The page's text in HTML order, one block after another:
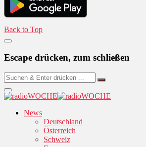
Back to Top
Escape drücken, zum schließen
News
Deutschland
Österreich
Schweiz